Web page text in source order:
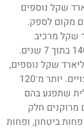
מקום לספק.
ישראלים 4.4 מיליארד שקל מרכיב
התגמולים בקרנות הפנסיה, זינוק של כמעט 140% בתוך 7 שנים.
נמשכו מהפנסיות החדשות כ־20 מיליארד שקל נוספים,
ובסך הכול כ־44 מיליארד שקל כולל רכיב הפיצויים. יותר מ־120
שתפגע בהם
מרוקנים חלק
ביטחון, ופחות